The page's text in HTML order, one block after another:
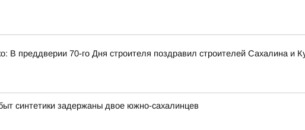
В преддверии 70-го Дня строителя поздравил строителей Сахалина и
синтетики задержаны двое южно-сахалинцев